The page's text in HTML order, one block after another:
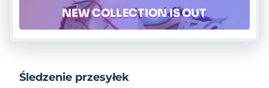
Śledzenie przesyłek